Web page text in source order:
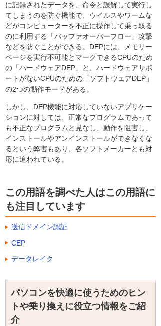
に記録されたデータを、命令と誤解して実行し
てしまうのを防ぐ機能で、ウイルスやワームな
どがコンピューターを不正に操作して乗っ取る
のに利用する「バッファオーバーフロー」攻撃
などを防ぐことができる。DEPには、メモリー
ページを実行不可能とマークできるCPUのため
の「ハードウェアDEP」と、ハードウェアサポ
ートがないCPUのための「ソフトウェアDEP」
の2つの動作モードがある。
しかし、DEP機能に対応していないアプリケー
ションに対しては、正常なプログラムであって
も不正なプログラムと見なし、動作を阻害し、
インストールやアンインストールができなくな
るという弊害もあり、各ソフトメーカーとも対
応に追われている。
この用語を調べた人はこの用語に
も注目しています
送信ドメイン認証
CEP
データレイク
パソコンを快適に使うためのヒン
トや乗り換えに役立つ情報をご紹
介